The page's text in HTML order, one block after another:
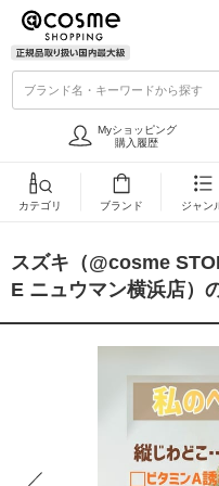
ブランド名・キーワードから探す
Myショッピング
購入履歴
カテゴリ ブランド ジャン
スズキ（@cosme
E ニュウマン横浜店）